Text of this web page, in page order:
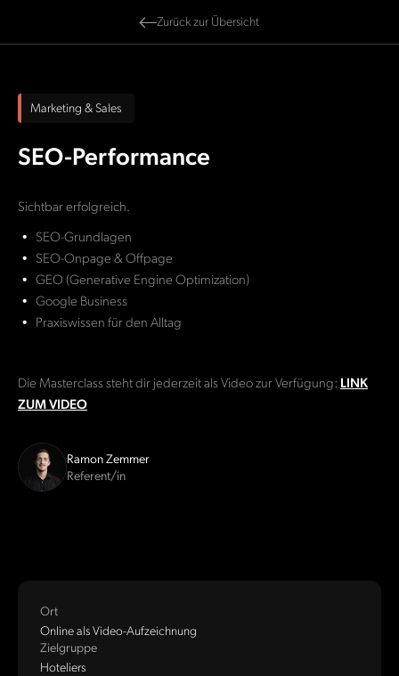
Zurück zur Übersicht
Marketing & Sales
SEO-Performance
Sichtbar erfolgreich.
SEO-Grundlagen
SEO-Onpage & Offpage
GEO (Generative Engine Optimization)
Google Business
Praxiswissen für den Alltag
Die Masterclass steht dir jederzeit als Video zur Verfügung: LINK
ZUM VIDEO
Ramon Zemmer
Referent/in
Ort
Online als Video-Aufzeichnung
Zielgruppe
Hoteliers